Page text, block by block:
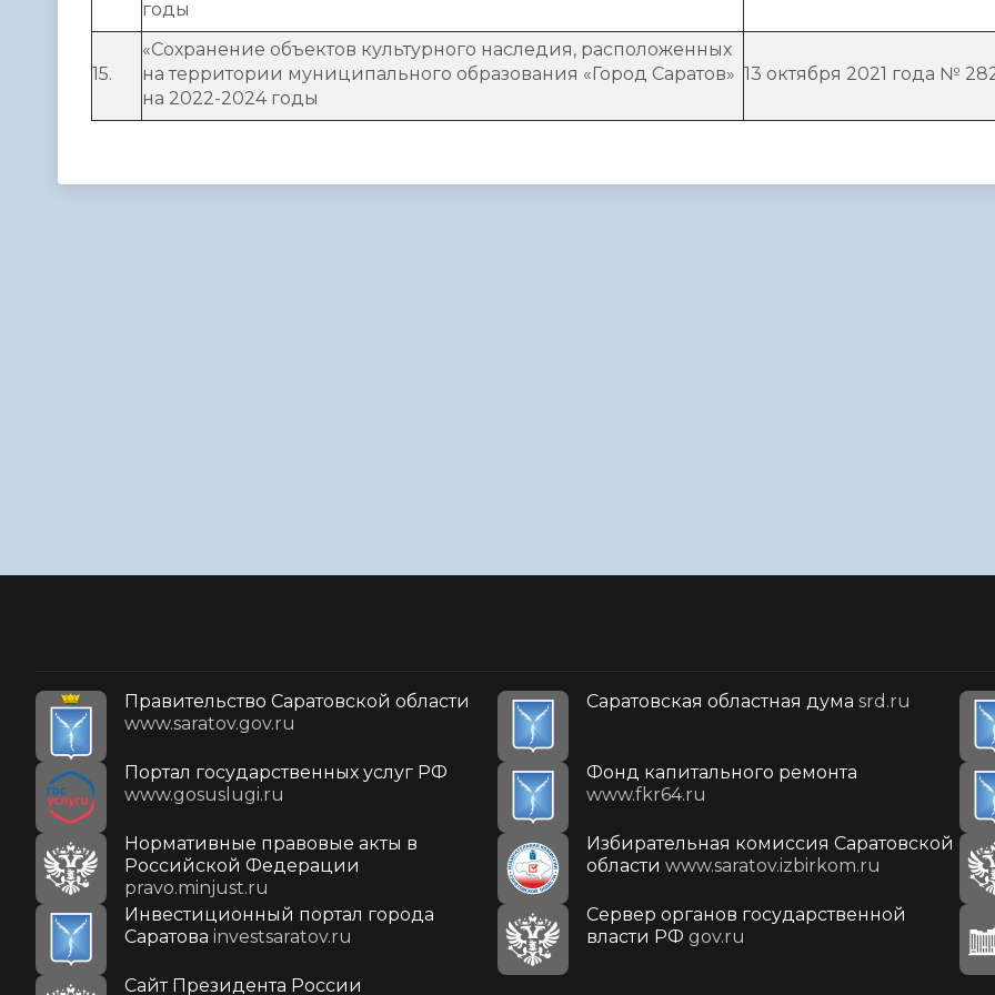
годы
15.
«Сохранение объектов культурного наследия, расположенных
на территории муниципального образования «Город Саратов»
на 2022-2024 годы
13 октября 2021 года №
Правительство Саратовской области
www.saratov.gov.ru
Саратовская областная дума srd.ru
Портал государственных услуг РФ
www.gosuslugi.ru
Фонд капитального ремонта
www.fkr64.ru
Нормативные правовые акты в
Российской Федерации
pravo.minjust.ru
Избирательная комиссия Саратовской
области www.saratov.izbirkom.ru
Инвестиционный портал города
Саратова investsaratov.ru
Сервер органов государственной
власти РФ gov.ru
Cайт Президента России